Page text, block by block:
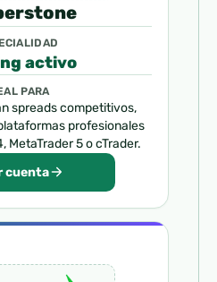
activo
PARA
spreads competitivos,
profesionales
MetaTrader 5 o cTrader.
cuenta